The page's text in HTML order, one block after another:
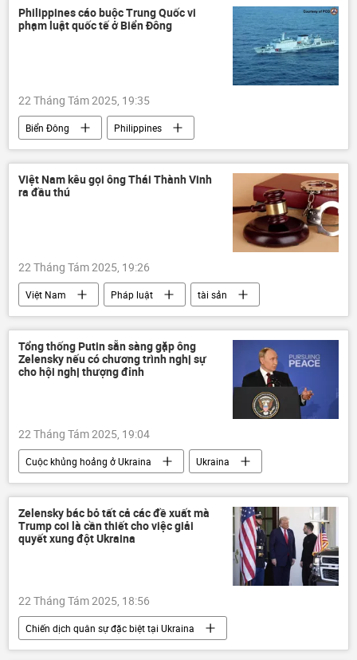
Thế giới
Chính trị
Chiến dịch quân sự đặc biệt tại Ukraina
Cuộc gặp giữa Vladimir Putin và Donald Trump tại Alaska
Cuộc khủng hoảng ở Ukraina
Châu Âu
EU
Philippines cáo buộc Trung Quốc vi
phạm luật quốc tế ở Biển Đông
22 Tháng Tám 2025, 19:35
Biển Đông
Philippines
Trung Quốc
Thế giới
Chính trị
tranh chấp lãnh thổ
vi phạm
Pháp luật
Việt Nam kêu gọi ông Thái Thành Vinh
ra đầu thú
22 Tháng Tám 2025, 19:26
Việt Nam Pháp luật
tài sản
BIDV
Bộ Công an Việt Nam
cảnh sát
Kinh tế vi phạm
Tổng thống Putin sẵn sàng gặp ông
Zelensky nếu có chương trình nghị sự
cho hội nghị thượng đỉnh
22 Tháng Tám 2025, 19:04
Cuộc khủng hoảng ở Ukraina
Ukraina
Nga
Vladimir Putin
Chính trị
Thế giới
Chiến dịch quân sự đặc biệt tại Ukraina
Zelensky bác bỏ tất cả các đề xuất mà
Trump coi là cần thiết cho việc giải
quyết xung đột Ukraina
22 Tháng Tám 2025, 18:56
Chiến dịch quân sự đặc biệt tại Ukraina
Vladimir Zelensky